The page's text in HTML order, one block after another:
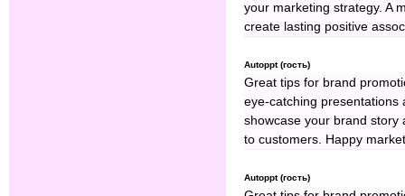
your marketing strategy. A
create lasting positive
Autoppt (гость)
Great tips for brand
eye-catching presentations
showcase your brand story
to customers. Happy
Autoppt (гость)